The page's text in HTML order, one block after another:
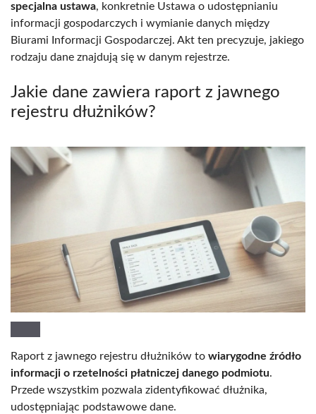
specjalna ustawa, konkretnie Ustawa o udostępnianiu
informacji gospodarczych i wymianie danych między
Biurami Informacji Gospodarczej. Akt ten precyzuje, jakiego
rodzaju dane znajdują się w danym rejestrze.
Jakie dane zawiera raport z jawnego
rejestru dłużników?
Raport z jawnego rejestru dłużników to wiarygodne źródło
informacji o rzetelności płatniczej danego podmiotu.
Przede wszystkim pozwala zidentyfikować dłużnika,
udostępniając podstawowe dane.